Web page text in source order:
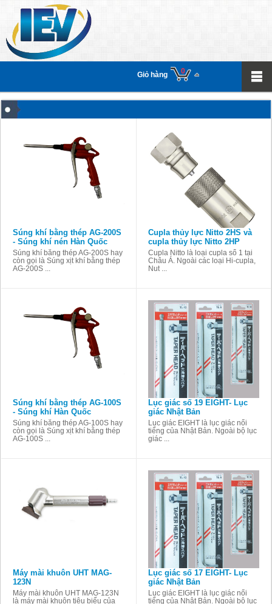
Giỏ hàng 0
Súng khí bằng thép AG-200S
- Súng khí nén Hàn Quốc
Súng khí bằng thép AG-200S hay
còn gọi là Súng xịt khí bằng thép
AG-200S ...
Cupla thủy lực Nitto 2HS và
cupla thủy lực Nitto 2HP
Cupla Nitto là loại cupla số 1 tại
Châu Á. Ngoài các loại Hi-cupla,
Nut ...
Súng khí bằng thép AG-100S
- Súng khí Hàn Quốc
Súng khí bằng thép AG-100S hay
còn gọi là Súng xịt khí bằng thép
AG-100S ...
Lục giác số 19 EIGHT- Lục
giác Nhật Bản
Lục giác EIGHT là lục giác nổi
tiếng của Nhật Bản. Ngoài bộ lục
giác ...
Máy mài khuôn UHT MAG-
123N
Máy mài khuôn UHT MAG-123N
là máy mài khuôn tiêu biểu của
Lục giác số 17 EIGHT- Lục
giác Nhật Bản
Lục giác EIGHT là lục giác nổi
tiếng của Nhật Bản. Ngoài bộ lục